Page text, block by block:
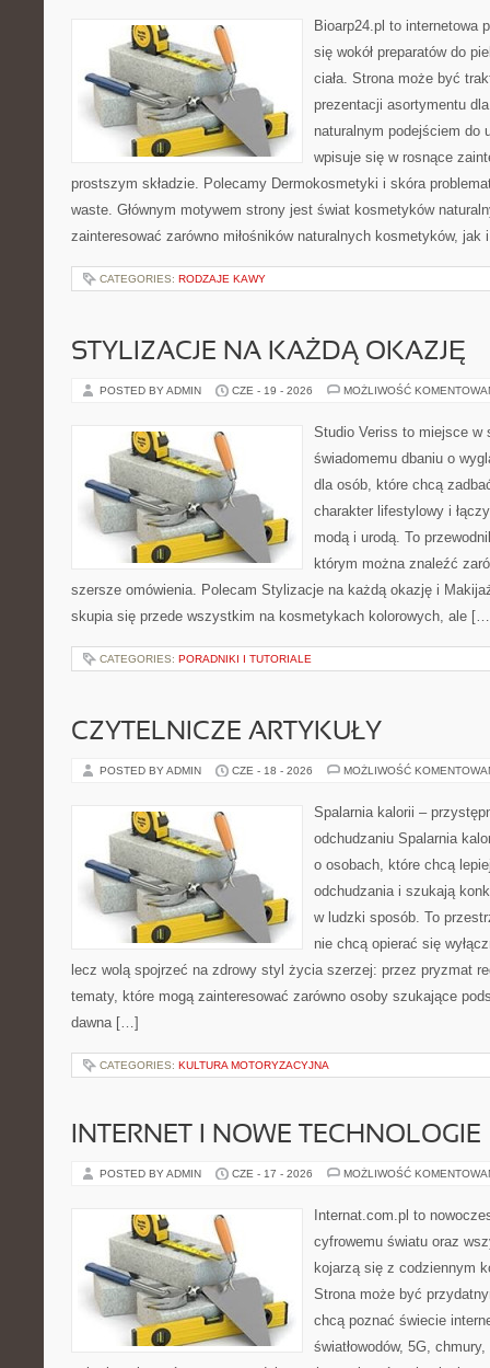
Bioarp24.pl to internetowa
się wokół preparatów do
ciała. Strona może być
prezentacji asortymentu
naturalnym podejściem do
wpisuje się w rosnące
prostszym składzie. Polecamy Dermokosmetyki i skóra
waste. Głównym motywem strony jest świat kosmetyków
zainteresować zarówno miłośników naturalnych kosmetyków,
CATEGORIES: RODZAJE KAWY
STYLIZACJE NA KAŻDĄ OKAZJĘ
POSTED BY ADMIN CZE - 19 - 2026 MOŻLIWOŚĆ
Studio Veriss to miejsce w
świadomemu dbaniu o
dla osób, które chcą
charakter lifestylowy i
modą i urodą. To
którym można znaleźć
szersze omówienia. Polecam Stylizacje na każdą okazję i
skupia się przede wszystkim na kosmetykach kolorowych, ale
CATEGORIES: PORADNIKI I TUTORIALE
CZYTELNICZE ARTYKUŁY
POSTED BY ADMIN CZE - 18 - 2026 MOŻLIWOŚĆ
Spalarnia kalorii –
odchudzaniu Spalarnia
o osobach, które chcą
odchudzania i szukają
w ludzki sposób. To
nie chcą opierać się
lecz wolą spojrzeć na zdrowy styl życia szerzej: przez pryzmat
tematy, które mogą zainteresować zarówno osoby szukające
dawna […]
CATEGORIES: KULTURA MOTORYZACYJNA
INTERNET I NOWE TECHNOLOGIE
POSTED BY ADMIN CZE - 17 - 2026 MOŻLIWOŚĆ
Internat.com.pl to
cyfrowemu światu oraz
kojarzą się z codziennym
Strona może być
chcą poznać świecie
światłowodów, 5G,